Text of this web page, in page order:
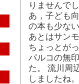
りませんで
あ，子ども
の本も少な
あとはサン
ちょっとが
パルコの無
た。 流川周
しましたね